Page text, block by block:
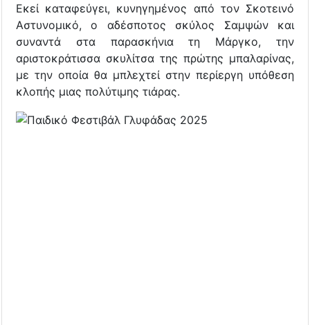
Εκεί καταφεύγει, κυνηγημένος από τον Σκοτεινό
Αστυνομικό, ο αδέσποτος σκύλος Σαμψών και
συναντά στα παρασκήνια τη Μάργκο, την
αριστοκράτισσα σκυλίτσα της πρώτης μπαλαρίνας,
με την οποία θα μπλεχτεί στην περίεργη υπόθεση
κλοπής μιας πολύτιμης τιάρας.